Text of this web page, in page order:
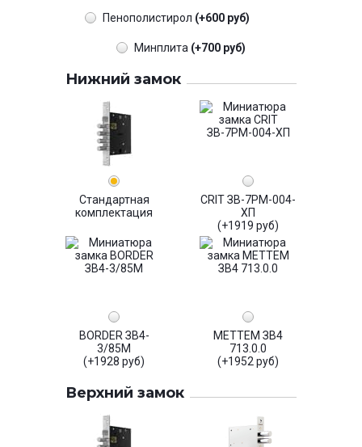
Пенополистирол (+600 руб)
Минплита (+700 руб)
Нижний замок
Стандартная
комплектация
CRIT ЗВ-7РМ-004-
ХП
(+1919 руб)
BORDER ЗВ4-
3/85М
(+1928 руб)
МЕТТЕМ ЗВ4
713.0.0
(+1952 руб)
Верхний замок